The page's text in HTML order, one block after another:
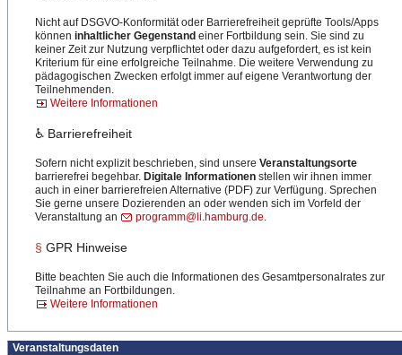
Nicht auf DSGVO-Konformität oder Barrierefreiheit geprüfte Tools/Apps
können inhaltlicher Gegenstand einer Fortbildung sein. Sie sind zu
keiner Zeit zur Nutzung verpflichtet oder dazu aufgefordert, es ist kein
Kriterium für eine erfolgreiche Teilnahme. Die weitere Verwendung zu
pädagogischen Zwecken erfolgt immer auf eigene Verantwortung der
Teilnehmenden.
Weitere Informationen
♿ Barrierefreiheit
Sofern nicht explizit beschrieben, sind unsere Veranstaltungsorte
barrierefrei begehbar. Digitale Informationen stellen wir ihnen immer
auch in einer barrierefreien Alternative (PDF) zur Verfügung. Sprechen
Sie gerne unsere Dozierenden an oder wenden sich im Vorfeld der
Veranstaltung an
programm@li.hamburg.de.
§ GPR Hinweise
Bitte beachten Sie auch die Informationen des Gesamtpersonalrates zur
Teilnahme an Fortbildungen.
Weitere Informationen
Veranstaltungsdaten